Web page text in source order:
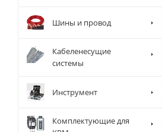
Шины и провод
Кабеленесущие
системы
Инструмент
Комплектующие для